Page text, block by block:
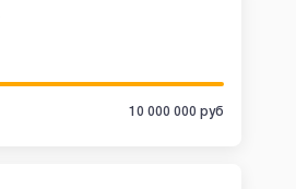
10 000 000 руб